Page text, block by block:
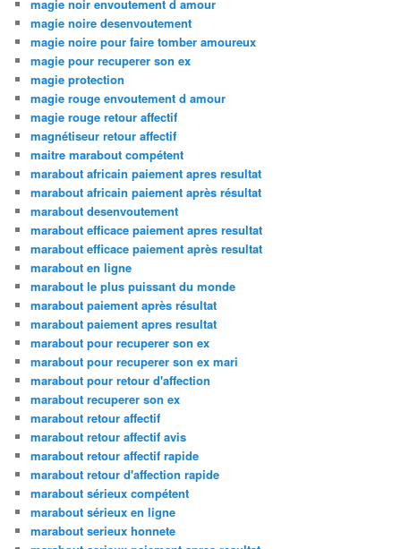
magie noir envoutement d amour
magie noire desenvoutement
magie noire pour faire tomber amoureux
magie pour recuperer son ex
magie protection
magie rouge envoutement d amour
magie rouge retour affectif
magnétiseur retour affectif
maitre marabout compétent
marabout africain paiement apres resultat
marabout africain paiement après résultat
marabout desenvoutement
marabout efficace paiement apres resultat
marabout efficace paiement après resultat
marabout en ligne
marabout le plus puissant du monde
marabout paiement après résultat
marabout paiement apres resultat
marabout pour recuperer son ex
marabout pour recuperer son ex mari
marabout pour retour d'affection
marabout recuperer son ex
marabout retour affectif
marabout retour affectif avis
marabout retour affectif rapide
marabout retour d'affection rapide
marabout sérieux compétent
marabout sérieux en ligne
marabout serieux honnete